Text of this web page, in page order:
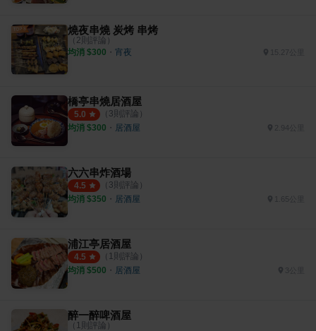
燒夜串燒 炭烤 串烤
（ 2則評論）
均消 $300 ・ 宵夜 15.27公里
橋亭串燒居酒屋
5.0 （ 3則評論）
均消 $300 ・ 居酒屋 2.94公里
六六串炸酒場
4.5 （ 3則評論）
均消 $350 ・ 居酒屋 1.65公里
浦江亭居酒屋
4.5 （ 1 則評論）
均消 $500 ・ 居酒屋
醉一醉啤酒屋
（ 1 則評論）